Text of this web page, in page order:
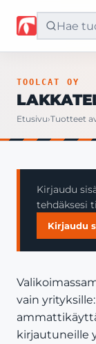
Etusivu
Yritys
TOOLCAT OY
Etusivu›Tuotteet
Kirjaudu
tehdäksesi
Kirjaudu
vain
kirjautuneille